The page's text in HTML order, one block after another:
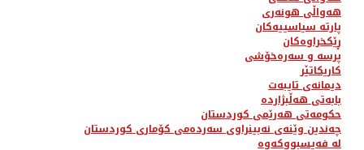
هەواڵی هونەری
پارتە سیاسییەکان
ڕێکخراوەکان
پرسە و سەرەخۆشی
کاریکاتێر
دیمانەی تایبەت
بابەتی هەڵبژاردە
حکومەتی هەرێمی کوردستان
چەندین وێنەی نەبینراوی سەردەمی کۆماری کوردستان
لە فەیسبووکەوە